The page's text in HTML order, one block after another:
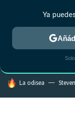
MENÚ
ESTRENOS
HOY SE HABLA DE
La odisea
Ya